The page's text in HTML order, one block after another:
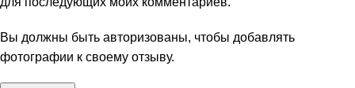
Вы должны быть авторизованы, чтобы добавлять
фотографии к своему отзыву.